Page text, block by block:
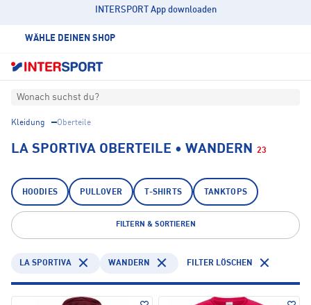
INTERSPORT App downloaden
WÄHLE DEINEN SHOP
Wonach suchst du?
Kleidung Oberteile
LA SPORTIVA OBERTEILE • WANDERN 23
HOODIES PULLOVER T-SHIRTS TANKTOPS
FILTERN & SORTIEREN
LA SPORTIVA WANDERN FILTER LÖSCHEN